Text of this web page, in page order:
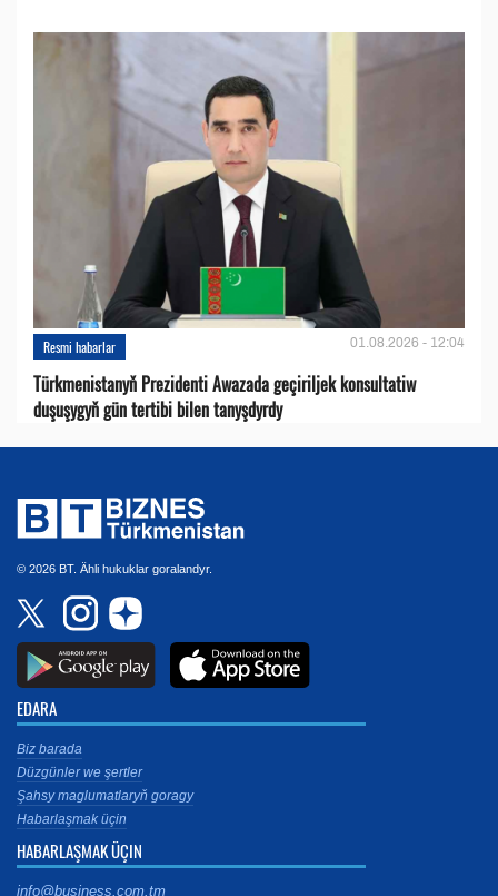
Resmi habarlar 01.08.2026 - 12:04
Türkmenistanyň Prezidenti Awazada geçiriljek konsultatiw
duşuşygyň gün tertibi bilen tanyşdyrdy
© 2026 BT. Ähli hukuklar goralandyr.
EDARA
Biz barada
Düzgünler we şertler
Şahsy maglumatlaryň goragy
Habarlaşmak üçin
HABARLAŞMAK ÜÇIN
info@business.com.tm